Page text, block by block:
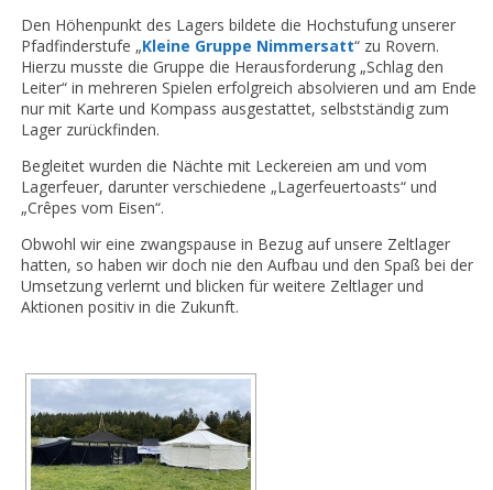
Den Höhenpunkt des Lagers bildete die Hochstufung unserer
Pfadfinderstufe „Kleine Gruppe Nimmersatt“ zu Rovern.
Hierzu musste die Gruppe die Herausforderung „Schlag den
Leiter“ in mehreren Spielen erfolgreich absolvieren und am Ende
nur mit Karte und Kompass ausgestattet, selbstständig zum
Lager zurückfinden.
Begleitet wurden die Nächte mit Leckereien am und vom
Lagerfeuer, darunter verschiedene „Lagerfeuertoasts“ und
„Crêpes vom Eisen“.
Obwohl wir eine zwangspause in Bezug auf unsere Zeltlager
hatten, so haben wir doch nie den Aufbau und den Spaß bei der
Umsetzung verlernt und blicken für weitere Zeltlager und
Aktionen positiv in die Zukunft.